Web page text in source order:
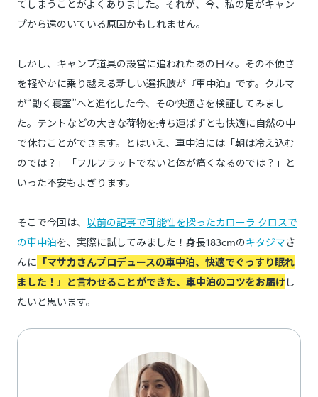
てしまうことがよくありました。それが、今、私の足がキャン
プから遠のいている原因かもしれません。
しかし、キャンプ道具の設営に追われたあの日々。その不便さ
を軽やかに乗り越える新しい選択肢が『車中泊』です。クルマ
が“動く寝室”へと進化した今、その快適さを検証してみまし
た。テントなどの大きな荷物を持ち運ばずとも快適に自然の中
で休むことができます。とはいえ、車中泊には「朝は冷え込む
のでは？」「フルフラットでないと体が痛くなるのでは？」と
いった不安もよぎります。
そこで今回は、 以前の記事で可能性を探ったカローラ クロスで
の車中泊を、実際に試してみました！身長183cmのキタジマさ
んに 「マサカさんプロデュースの車中泊、快適でぐっすり眠れ
ました！」と言わせることができた、車中泊のコツをお届け し
たいと思います。